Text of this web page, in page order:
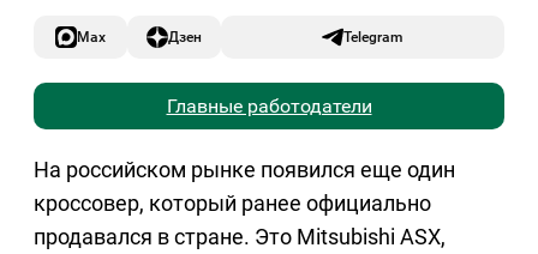
Max Дзен Telegram
Главные работодатели
На российском рынке появился еще один
кроссовер, который ранее официально
продавался в стране. Это Mitsubishi ASX,